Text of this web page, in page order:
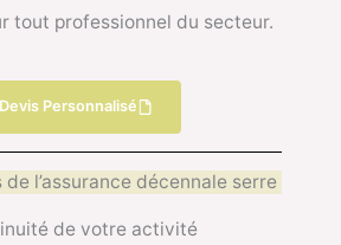
tout professionnel du secteur.
Devis Personnalisé
l’assurance décennale serre
de votre activité